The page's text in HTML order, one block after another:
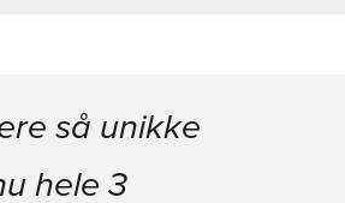
så unikke
hele 3